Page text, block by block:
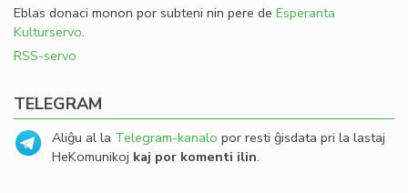
Eblas donaci monon por subteni nin pere de Esperanta
Kulturservo.
RSS-servo
TELEGRAM
Aliĝu al la Telegram-kanalo por resti ĝisdata pri la lastaj
HeKomunikoj kaj por komenti ilin.